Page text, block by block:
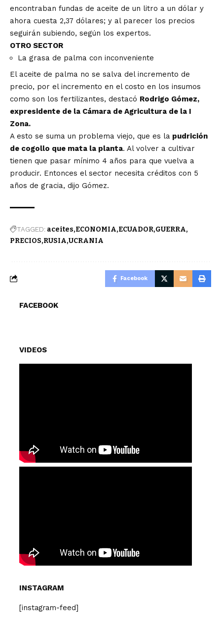
encontraban fundas de aceite de un litro a un dólar y
ahora cuesta 2,37 dólares; y al parecer los precios
seguirán subiendo, según los expertos.
OTRO SECTOR
La grasa de palma con inconveniente
El aceite de palma no se salva del incremento de
precio, por el incremento en el costo en los insumos
como son los fertilizantes, destacó Rodrigo Gómez,
expresidente de la Cámara de Agricultura de la I
Zona.
A esto se suma un problema viejo, que es la pudrición
de cogollo que mata la planta. Al volver a cultivar
tienen que pasar mínimo 4 años para que vuelva a
producir. Entonces el sector necesita créditos con 5
años de gracia, dijo Gómez.
TAGGED: aceites ECONOMIA ECUADOR GUERRA
PRECIOS RUSIA UCRANIA
Facebook
FACEBOOK
VIDEOS
INSTAGRAM
[instagram-feed]